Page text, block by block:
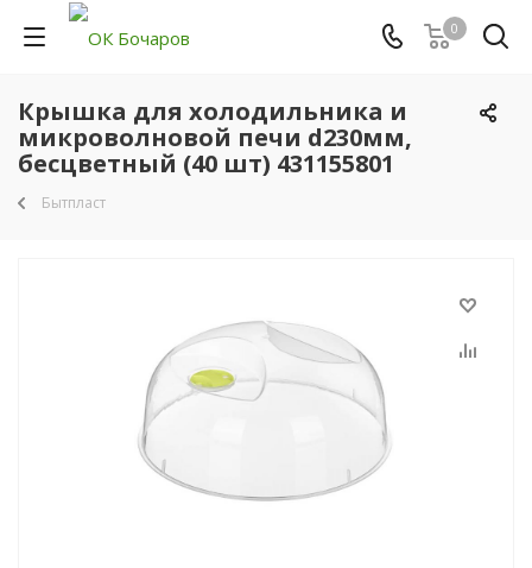
0
Крышка для холодильника и
микроволновой печи d230мм,
бесцветный (40 шт) 431155801
Бытпласт